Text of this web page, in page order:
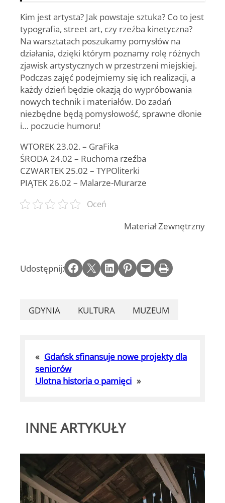
Kim jest artysta? Jak powstaje sztuka? Co to jest
typografia, street art, czy rzeźba kinetyczna?
Na warsztatach poszukamy pomysłów na
działania, dzięki którym poznamy rolę różnych
zjawisk artystycznych w przestrzeni miejskiej.
Podczas zajęć podejmiemy się ich realizacji, a
każdy dzień będzie okazją do wypróbowania
nowych technik i materiałów. Do zadań
niezbędne będą pomysłowość, sprawne dłonie
i… poczucie humoru!
WTOREK 23.02. – GraFika
ŚRODA 24.02 – Ruchoma rzeźba
CZWARTEK 25.02 – TYPOliterki
PIĄTEK 26.02 – Malarze-Murarze
Oceń
Materiał Zewnętrzny
Udostępnij: Share on Facebook Email this Page Share on LinkedIn Share on Pinterest Email this Page Print this Page
GDYNIA KULTURA MUZEUM
« Gdańsk sfinansuje nowe projekty dla
seniorów
Ulotna historia o pamięci »
INNE ARTYKUŁY